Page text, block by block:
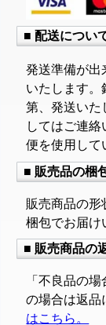
■ 配送につい
発送準備が出
いたします。
第、発送いた
してはご連
便を使用して
■ 販売品の梱
販売商品の形
梱包でお届け
■ 販売商品の
「不良品の
の場合は返品
はこちら。